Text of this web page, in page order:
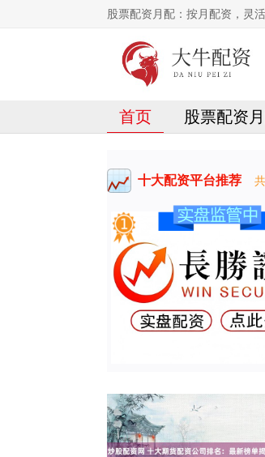
股票配资月配：按月配资，灵
首页 股票配资
十大配资平台推荐 共